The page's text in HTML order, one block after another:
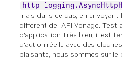
mais dans ce cas, en envoyant
différent de l'API Vonage. Test
d'application Très bien, il est
d'action réelle avec des
plaisante, nous sommes sur le